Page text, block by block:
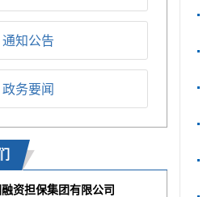
通知公告
政务要闻
资担保集团有限公司